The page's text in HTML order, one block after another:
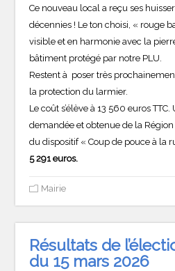
Ce nouveau local a reçu ses
décennies ! Le ton choisi, « rouge
visible et en harmonie avec la
bâtiment protégé par notre PLU.
Restent à poser très
la protection du larmier.
Le coût s’élève à 13 560 euros
demandée et obtenue de la
du dispositif « Coup de pouce à la
5 291 euros.
Mairie
Résultats de
du 15 mars 2026